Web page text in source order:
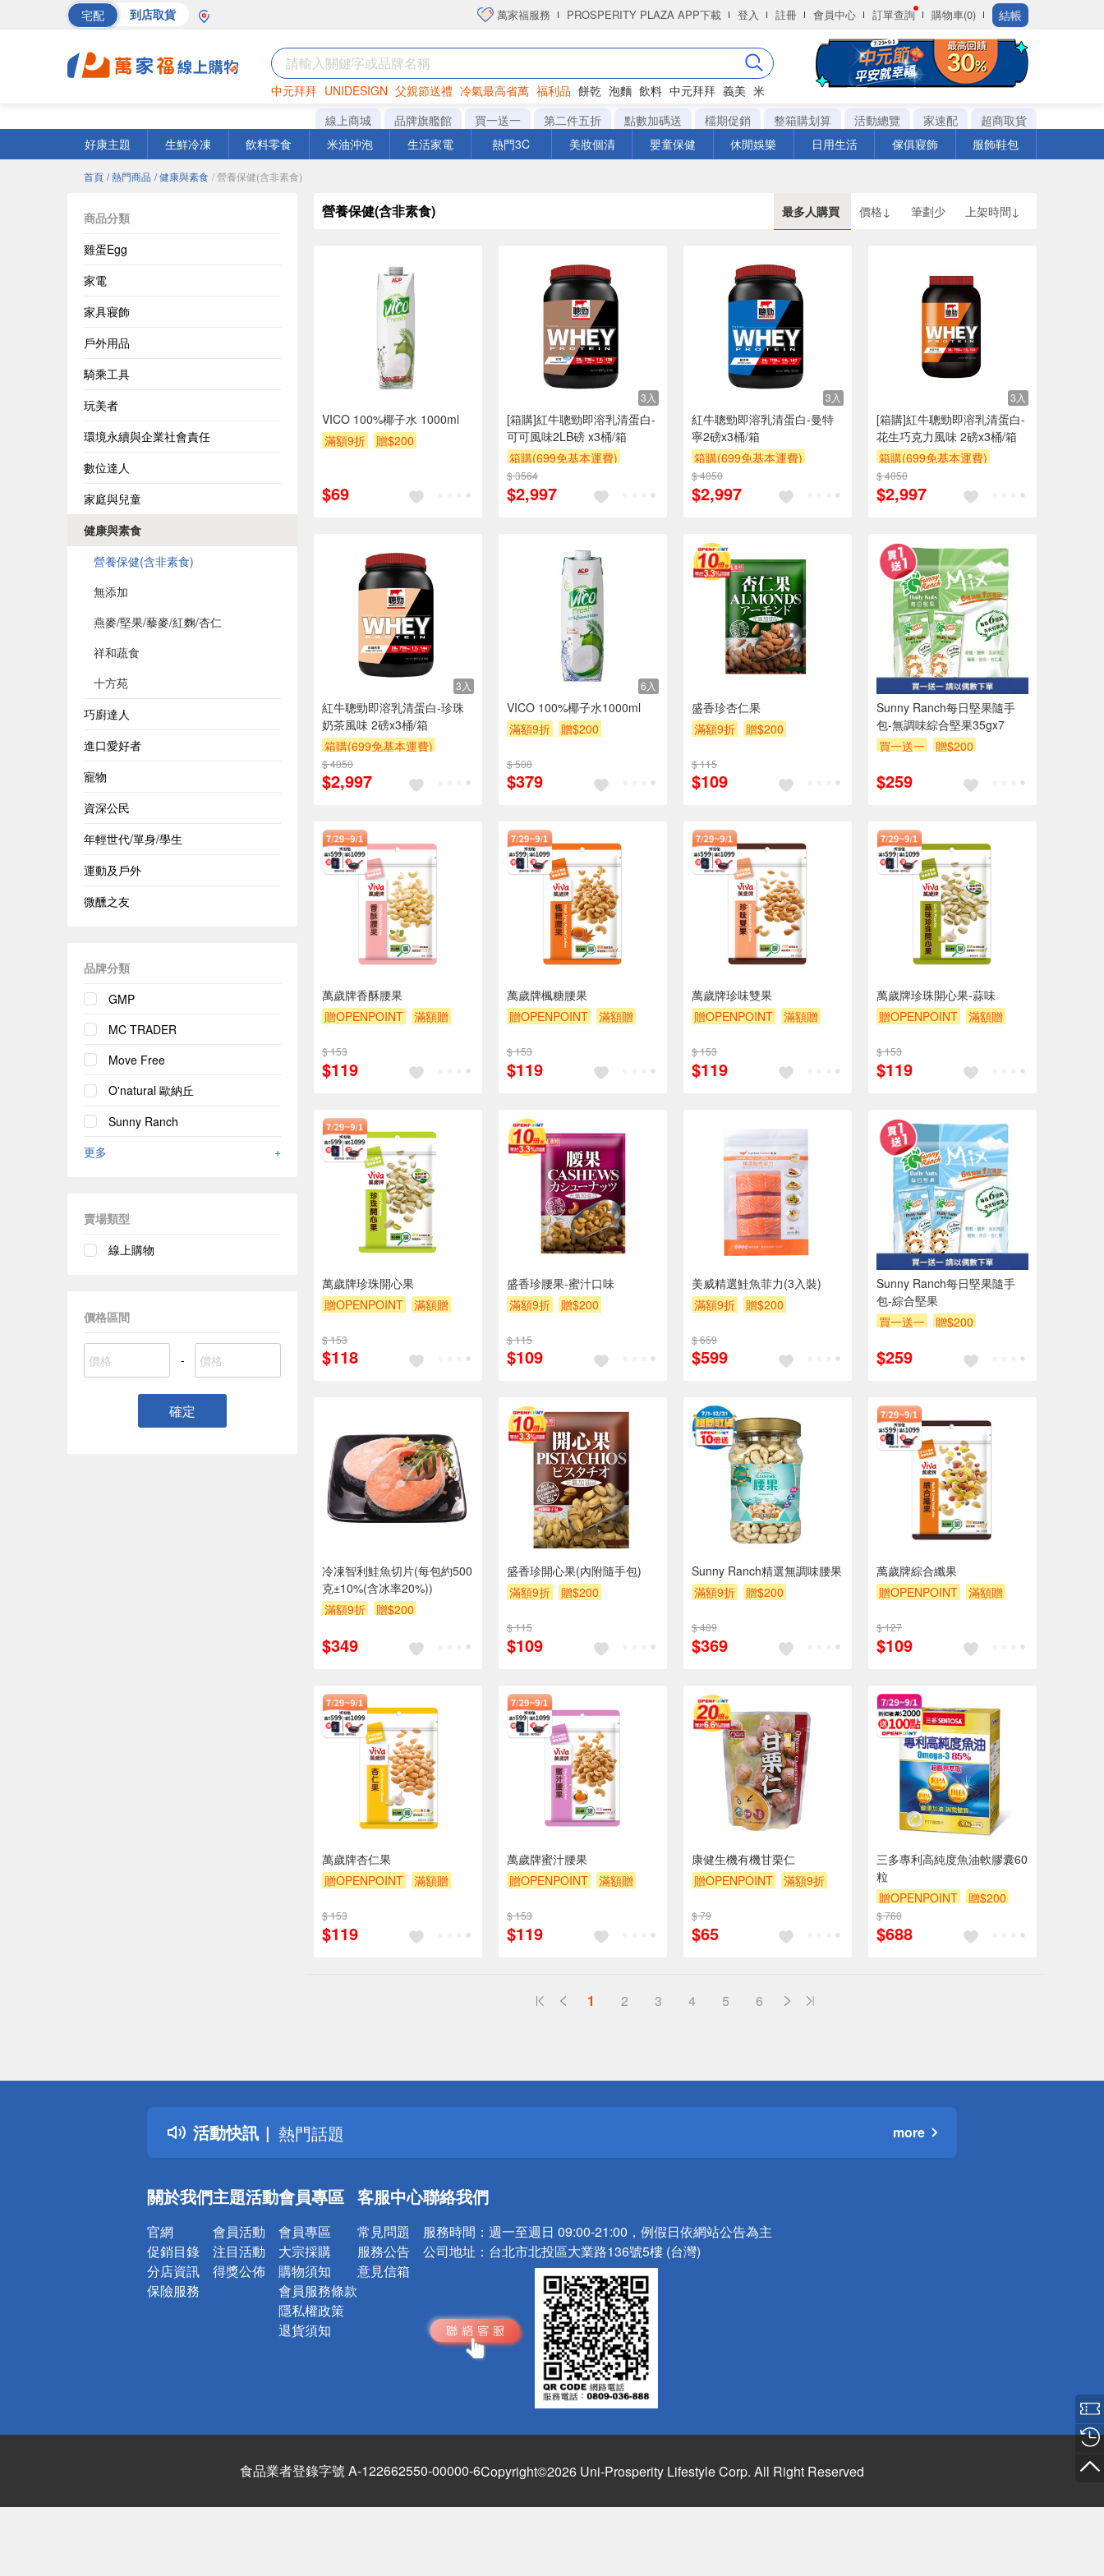
宅配 到店取貨 萬家福服務 PROSPERITY PLAZA APP下載 登入 註冊 會員中心 訂單查詢 購物車(0) 結帳
中元拜拜 UNIDESIGN 父親節送禮 冷氣最高省萬 福利品 餅乾 泡麵 飲料 中元拜拜 義美 米
罐頭 海苔 洋芋片
線上商城 品牌旗艦館 買一送一 第二件五折 點數加碼送 檔期促銷 整箱購划算 活動總覽 家速配
超商取貨
好康主題
生鮮冷凍 飲料零食 米油沖泡 生活家電 熱門3C 美妝個清 嬰童保健 休閒娛樂 日用生活 傢俱寢飾 服飾鞋包
首頁 / 熱門商品 / 健康與素食 / 營養保健(含非素食)
商品分類
雞蛋Egg
家電
家具寢飾
戶外用品
騎乘工具
玩美者
環境永續與企業社會責任
數位達人
家庭與兒童
健康與素食
營養保健(含非素食)
無添加
燕麥/堅果/藜麥/紅麴/杏仁
祥和蔬食
十方苑
巧廚達人
進口愛好者
寵物
資深公民
年輕世代/單身/學生
運動及戶外
微醺之友
品牌分類
GMP
MC TRADER
Move Free
O'natural 歐納丘
Sunny Ranch
更多
+
賣場類型
線上購物
價格區間
-
確定
營養保健(含非素食) 最多人購買 價格↓ 筆劃少 上架時間↓
VICO 100%椰子水 1000ml
滿額9折
贈$200
$69
3入
[箱購]紅牛聰勁即溶乳清蛋白-
可可風味2LB磅 x3桶/箱
箱購(699免基本運費)
贈$200
$ 3564
$2,997
3入
紅牛聰勁即溶乳清蛋白-曼特
寧2磅x3桶/箱
箱購(699免基本運費)
贈$200
$ 4050
$2,997
3入
[箱購]紅牛聰勁即溶乳清蛋白-
花生巧克力風味 2磅x3桶/箱
箱購(699免基本運費)
贈$200
$ 4050
$2,997
3入
紅牛聰勁即溶乳清蛋白-珍珠
奶茶風味 2磅x3桶/箱
箱購(699免基本運費)
贈$200
$ 4050
$2,997
6入
VICO 100%椰子水1000ml
滿額9折
贈$200
$ 508
$379
盛香珍杏仁果
滿額9折
贈$200
$ 115
$109
Sunny Ranch每日堅果隨手
包-無調味綜合堅果35gx7
買一送一
贈$200
$259
萬歲牌香酥腰果
贈OPENPOINT
滿額贈
$ 153
$119
萬歲牌楓糖腰果
贈OPENPOINT
滿額贈
$ 153
$119
萬歲牌珍味雙果
贈OPENPOINT
滿額贈
$ 153
$119
萬歲牌珍珠開心果-蒜味
贈OPENPOINT
滿額贈
$ 153
$119
萬歲牌珍珠開心果
贈OPENPOINT
滿額贈
$ 153
$118
盛香珍腰果-蜜汁口味
滿額9折
贈$200
$ 115
$109
美威精選鮭魚菲力(3入裝)
滿額9折
贈$200
$ 659
$599
Sunny Ranch每日堅果隨手
包-綜合堅果
買一送一
贈$200
$259
冷凍智利鮭魚切片(每包約500
克±10%(含冰率20%))
滿額9折
贈$200
$349
盛香珍開心果(內附隨手包)
滿額9折
贈$200
$ 115
$109
Sunny Ranch精選無調味腰果
滿額9折
贈$200
$ 409
$369
萬歲牌綜合纖果
贈OPENPOINT
滿額贈
$ 127
$109
萬歲牌杏仁果
贈OPENPOINT
滿額贈
$ 153
$119
萬歲牌蜜汁腰果
贈OPENPOINT
滿額贈
$ 153
$119
康健生機有機甘栗仁
贈OPENPOINT
滿額9折
$ 79
$65
三多專利高純度魚油軟膠囊60
粒
贈OPENPOINT
贈$200
$ 760
$688
1 2 3 4 5 6
活動快訊
詐騙網頁！請小心！
得獎公告
熱門話題
銀行優惠
詐騙網頁！請小心！
more
關於我們
官網
促銷目錄
分店資訊
保險服務
主題活動
會員活動
注目活動
得獎公佈
會員專區
會員專區
大宗採購
購物須知
會員服務條款
隱私權政策
退貨須知
客服中心
常見問題
服務公告
意見信箱
聯絡我們
服務時間： 週一至週日 09:00-21:00，例假日依網站公告為主
公司地址： 台北市北投區大業路136號5樓 (台灣)
食品業者登錄字號 A-122662550-00000-6Copyright©2026 Uni-Prosperity Lifestyle Corp. All Right Reserved